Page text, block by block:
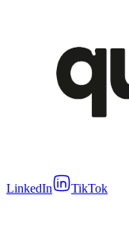
LinkedIn TikTok